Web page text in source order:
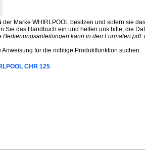
der Marke WHIRLPOOL besitzen und sofern sie
das Handbuch ein und helfen uns bitte, die
kann in den Formaten pdf.
für die richtige Produktfunktion suchen.
CHR 125